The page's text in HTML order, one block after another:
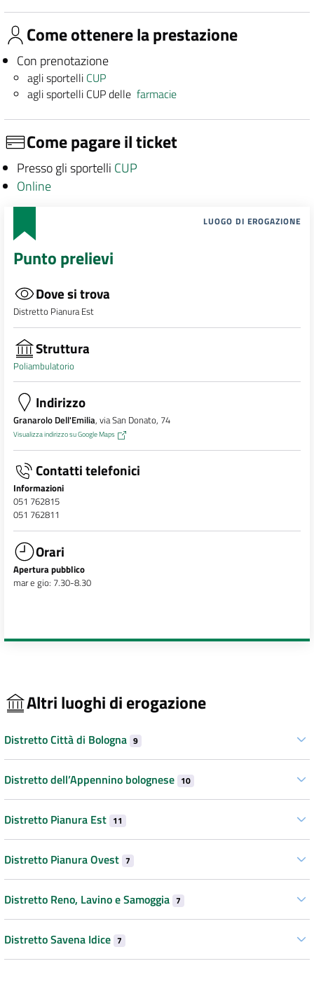
Come ottenere la prestazione
Con prenotazione
agli sportelli CUP
agli sportelli CUP dellefarmacie
Come pagare il ticket
Presso gli sportelli CUP
Online
LUOGO DI EROGAZIONE
Punto prelievi
Dove si trova
Distretto Pianura Est
Struttura
Poliambulatorio
Indirizzo
Granarolo Dell'Emilia, via San Donato, 74
Visualizza indirizzo su Google Maps
Contatti telefonici
Informazioni
051 762815
051 762811
Orari
Apertura pubblico
mar e gio: 7.30-8.30
Altri luoghi di erogazione
Distretto Città di Bologna 9
Distretto dell’Appennino bolognese 10
Distretto Pianura Est 11
Distretto Pianura Ovest 7
Distretto Reno, Lavino e Samoggia 7
Distretto Savena Idice 7